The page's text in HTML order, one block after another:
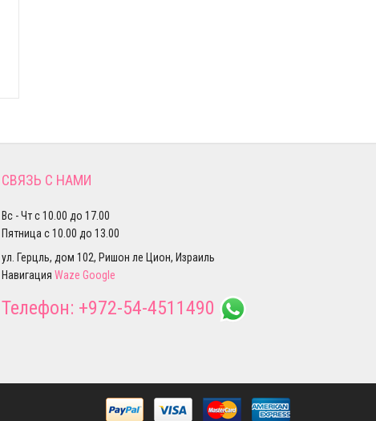
СВЯЗЬ С НАМИ
Вс - Чт с 10.00 до 17.00
Пятница с 10.00 до 13.00
ул. Герцль, дом 102, Ришон ле Цион, Израиль
Навигация Waze Google
Телефон: +972-54-4511490